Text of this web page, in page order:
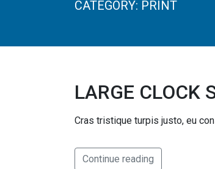
CATEGORY: PRINT
LARGE CLOCK
Cras tristique turpis justo, eu
Continue reading